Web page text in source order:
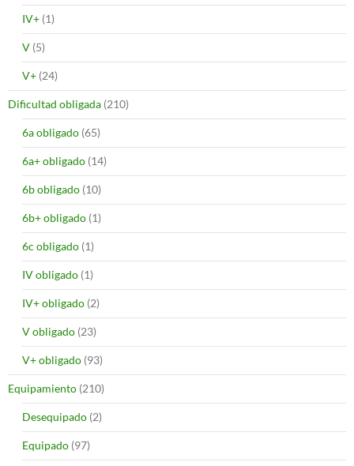
IV+ (1)
V (5)
V+ (24)
Dificultad obligada (210)
6a obligado (65)
6a+ obligado (14)
6b obligado (10)
6b+ obligado (1)
6c obligado (1)
IV obligado (1)
IV+ obligado (2)
V obligado (23)
V+ obligado (93)
Equipamiento (210)
Desequipado (2)
Equipado (97)